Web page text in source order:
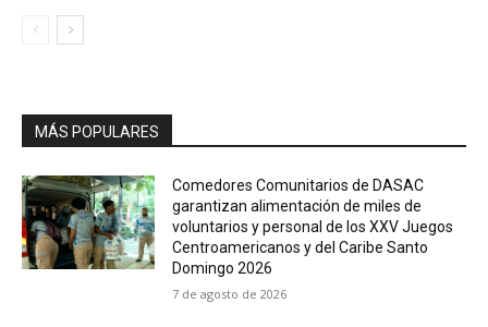
MÁS POPULARES
Comedores Comunitarios de DASAC
garantizan alimentación de miles de
voluntarios y personal de los XXV Juegos
Centroamericanos y del Caribe Santo
Domingo 2026
7 de agosto de 2026